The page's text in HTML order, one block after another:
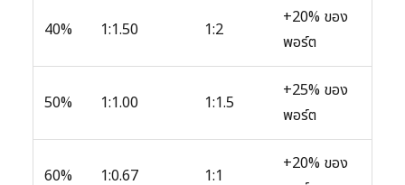
40% 1:1.50 1:2
+20% ของ
พอร์ต
50% 1:1.00 1:1.5
+25% ของ
พอร์ต
60% 1:0.67 1:1
+20% ของ